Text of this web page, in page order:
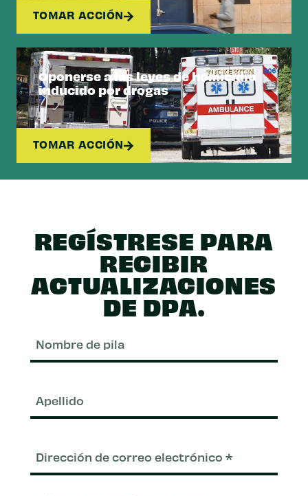
TOMAR ACCIÓN
Oponerse a las leyes de homicidio
inducido por drogas
TOMAR ACCIÓN
REGÍSTRESE PARA
RECIBIR
ACTUALIZACIONES
DE DPA.